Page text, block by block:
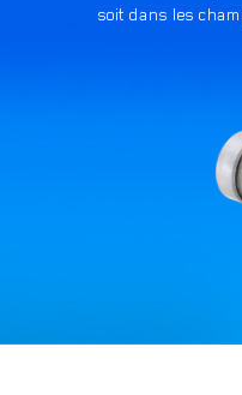
soit dans les